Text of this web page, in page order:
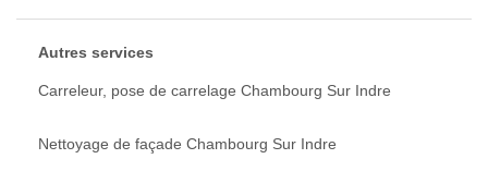
Autres services
Carreleur, pose de carrelage Chambourg Sur Indre
Nettoyage de façade Chambourg Sur Indre